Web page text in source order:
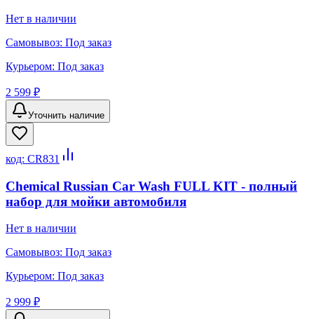
Нет в наличии
Самовывоз: Под заказ
Курьером: Под заказ
2 599 ₽
Уточнить наличие
код: CR831
Chemical Russian Car Wash FULL KIT - полный
набор для мойки автомобиля
Нет в наличии
Самовывоз: Под заказ
Курьером: Под заказ
2 999 ₽